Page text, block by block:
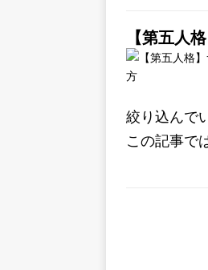
【第五人
絞り込んで
この記事で